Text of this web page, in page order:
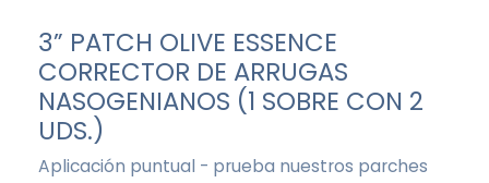
3” PATCH OLIVE ESSENCE
CORRECTOR DE ARRUGAS
NASOGENIANOS (1 SOBRE CON 2
UDS.)
Aplicación puntual - prueba nuestros parches